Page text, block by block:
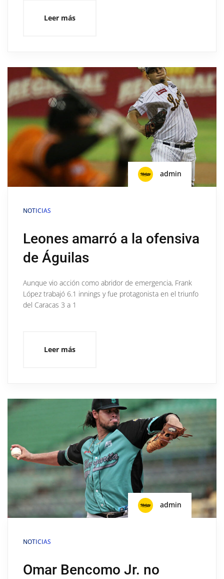
Leer más
admin
NOTICIAS
Leones amarró a la ofensiva
de Águilas
Aunque vio acción como abridor de emergencia, Frank
López trabajó 6.1 innings y fue protagonista en el triunfo
del Caracas 3 a 1
Leer más
admin
NOTICIAS
Omar Bencomo Jr. no